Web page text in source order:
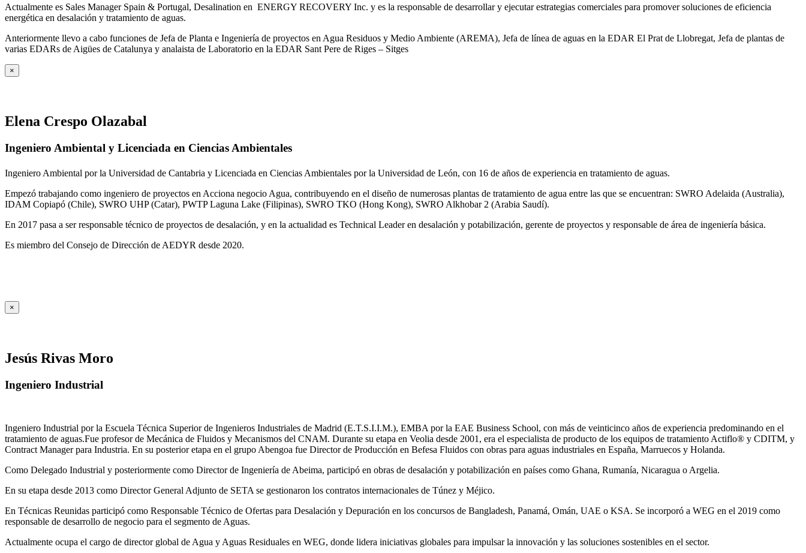
Actualmente es Sales Manager Spain & Portugal, Desalination en ENERGY RECOVERY Inc. y es la responsable de desarrollar y ejecutar estrategias comerciales para promover soluciones de eficiencia
energética en desalación y tratamiento de aguas.
Anteriormente llevo a cabo funciones de Jefa de Planta e Ingeniería de proyectos en Agua Residuos y Medio Ambiente (AREMA), Jefa de línea de aguas en la EDAR El Prat de Llobregat, Jefa de plantas de
varias EDARs de Aigües de Catalunya y analaista de Laboratorio en la EDAR Sant Pere de Riges – Sitges
×
Elena Crespo Olazabal
Ingeniero Ambiental y Licenciada en Ciencias Ambientales
Ingeniero Ambiental por la Universidad de Cantabria y Licenciada en Ciencias Ambientales por la Universidad de León, con 16 de años de experiencia en tratamiento de aguas.
Empezó trabajando como ingeniero de proyectos en Acciona negocio Agua, contribuyendo en el diseño de numerosas plantas de tratamiento de agua entre las que se encuentran: SWRO Adelaida (Australia),
IDAM Copiapó (Chile), SWRO UHP (Catar), PWTP Laguna Lake (Filipinas), SWRO TKO (Hong Kong), SWRO Alkhobar 2 (Arabia Saudí).
En 2017 pasa a ser responsable técnico de proyectos de desalación, y en la actualidad es Technical Leader en desalación y potabilización, gerente de proyectos y responsable de área de ingeniería básica.
Es miembro del Consejo de Dirección de AEDYR desde 2020.
×
Jesús Rivas Moro
Ingeniero Industrial
Ingeniero Industrial por la Escuela Técnica Superior de Ingenieros Industriales de Madrid (E.T.S.I.I.M.), EMBA por la EAE Business School, con más de veinticinco años de experiencia predominando en el
tratamiento de aguas.Fue profesor de Mecánica de Fluidos y Mecanismos del CNAM. Durante su etapa en Veolia desde 2001, era el especialista de producto de los equipos de tratamiento Actiflo® y CDITM, y
Contract Manager para Industria. En su posterior etapa en el grupo Abengoa fue Director de Producción en Befesa Fluidos con obras para aguas industriales en España, Marruecos y Holanda.
Como Delegado Industrial y posteriormente como Director de Ingeniería de Abeima, participó en obras de desalación y potabilización en países como Ghana, Rumanía, Nicaragua o Argelia.
En su etapa desde 2013 como Director General Adjunto de SETA se gestionaron los contratos internacionales de Túnez y Méjico.
En Técnicas Reunidas participó como Responsable Técnico de Ofertas para Desalación y Depuración en los concursos de Bangladesh, Panamá, Omán, UAE o KSA. Se incorporó a WEG en el 2019 como
responsable de desarrollo de negocio para el segmento de Aguas.
Actualmente ocupa el cargo de director global de Agua y Aguas Residuales en WEG, donde lidera iniciativas globales para impulsar la innovación y las soluciones sostenibles en el sector.